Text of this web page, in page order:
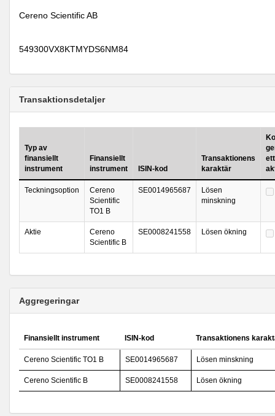
Cereno Scientific AB
549300VX8KTMYDS6NM84
Transaktionsdetaljer
Typ av
finansiellt
instrument
Finansiellt
instrument
ISIN-kod
Transaktionens
karaktär
ett
Teckningsoption
Cereno
Scientific
TO1 B
SE0014965687
Lösen
minskning
Aktie
Cereno
Scientific B
SE0008241558 Lösen ökning
Aggregeringar
Finansiellt instrument ISIN-kod Transaktionens
Cereno Scientific TO1 B SE0014965687 Lösen minskning
Cereno Scientific B SE0008241558 Lösen ökning